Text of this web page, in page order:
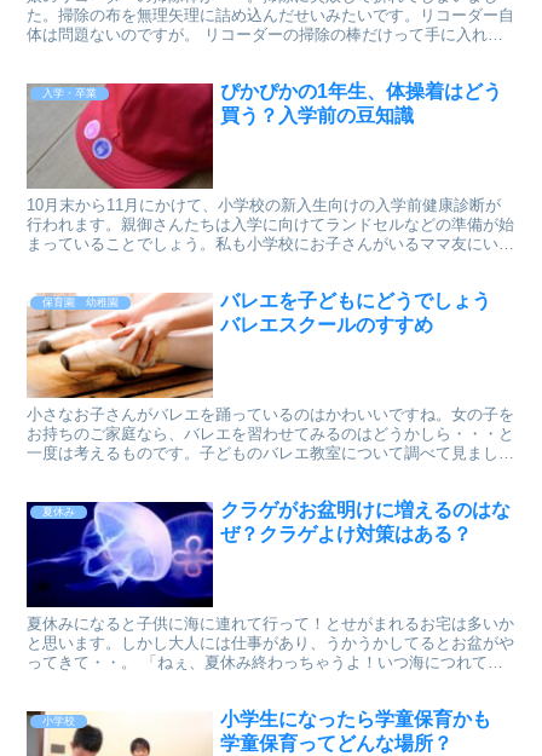
た。掃除の布を無理矢理に詰め込んだせいみたいです。リコーダー自
体は問題ないのですが。 リコーダーの掃除の棒だけって手に入れる
入学・卒業
ぴかぴかの1年生、体操着はどう
買う？入学前の豆知識
10月末から11月にかけて、小学校の新入生向けの入学前健康診断が
行われます。親御さんたちは入学に向けてランドセルなどの準備が始
まっていることでしょう。私も小学校にお子さんがいるママ友にいろ
保育園 幼稚園
バレエを子どもにどうでしょう
バレエスクールのすすめ
小さなお子さんがバレエを踊っているのはかわいいですね。女の子を
お持ちのご家庭なら、バレエを習わせてみるのはどうかしら・・・と
一度は考えるものです。子どものバレエ教室について調べて見まし
夏休み
クラゲがお盆明けに増えるのはな
ぜ？クラゲよけ対策はある？
夏休みになると子供に海に連れて行って！とせがまれるお宅は多いか
と思います。しかし大人には仕事があり、うかうかしてるとお盆がや
ってきて・・。 「ねぇ、夏休み終わっちゃうよ！いつ海につれてっ
るのか？お盆過ぎの海水浴場にクラゲ対策はあるのか調べてみまし
た。
小学校
小学生になったら学童保育かも
学童保育ってどんな場所？